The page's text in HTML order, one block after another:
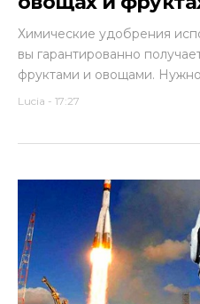
Химические удобрения
вы гарантированно
фруктами и овощами. Нужно
Lucia - 17:27